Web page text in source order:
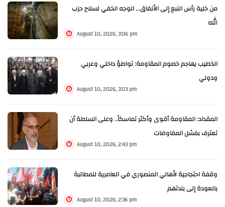
من خلية رأس النبع إلى الأنفاق... الوجه الخفي لسلاح حزب
الله
August 10, 2026, 3:06 pm
الخطيب يهاجم خصوم المقاومة: تواطؤ داخلي وعربي
ودولي
August 10, 2026, 3:03 pm
المقداد: المقاومة أقوى وأكثر تماسكاً.. وعلى السلطة أن
تعترف بفشل المفاوضات
August 10, 2026, 2:43 pm
وقفة احتجاجية لأهالي المنصوري في العامرية للمطالبة
بالعودة إلى بلدتهم
August 10, 2026, 2:36 pm